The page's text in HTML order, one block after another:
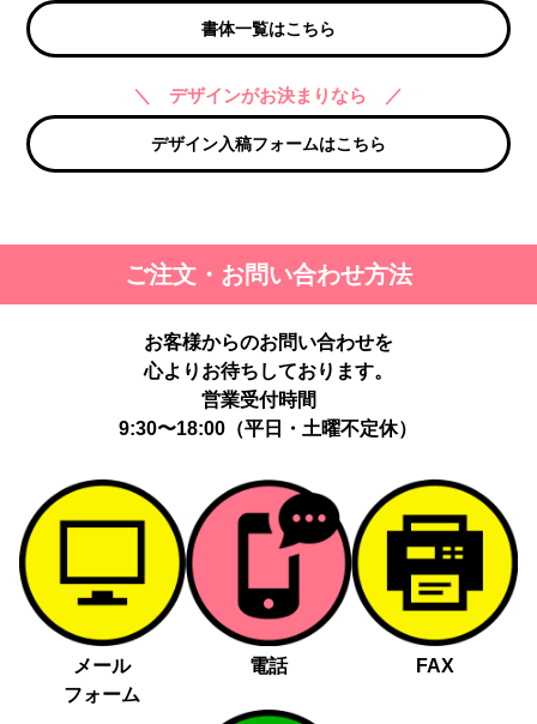
書体一覧はこちら
＼ デザインがお決まりなら ／
デザイン入稿フォームはこちら
ご注文・お問い合わせ方法
お客様からのお問い合わせを
心よりお待ちしております。
営業受付時間
9:30〜18:00（平日・土曜不定休）
メール
フォーム
電話 FAX